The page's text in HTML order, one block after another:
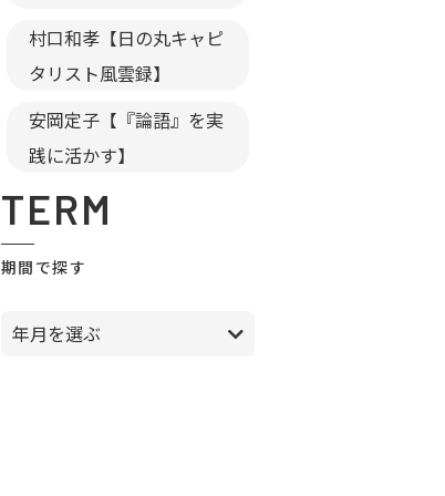
村口和孝【日の丸キャピ
タリスト風雲録】
安岡定子【『論語』を実
践に活かす】
TERM
期間で探す
年月を選ぶ